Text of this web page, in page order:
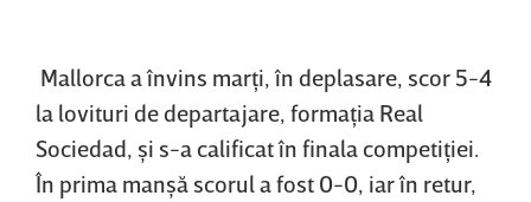
Mallorca a învins marţi, în deplasare, scor 5-4
la lovituri de departajare, formaţia Real
Sociedad, şi s-a calificat în finala competiţiei.
În prima manşă scorul a fost 0-0, iar în retur,